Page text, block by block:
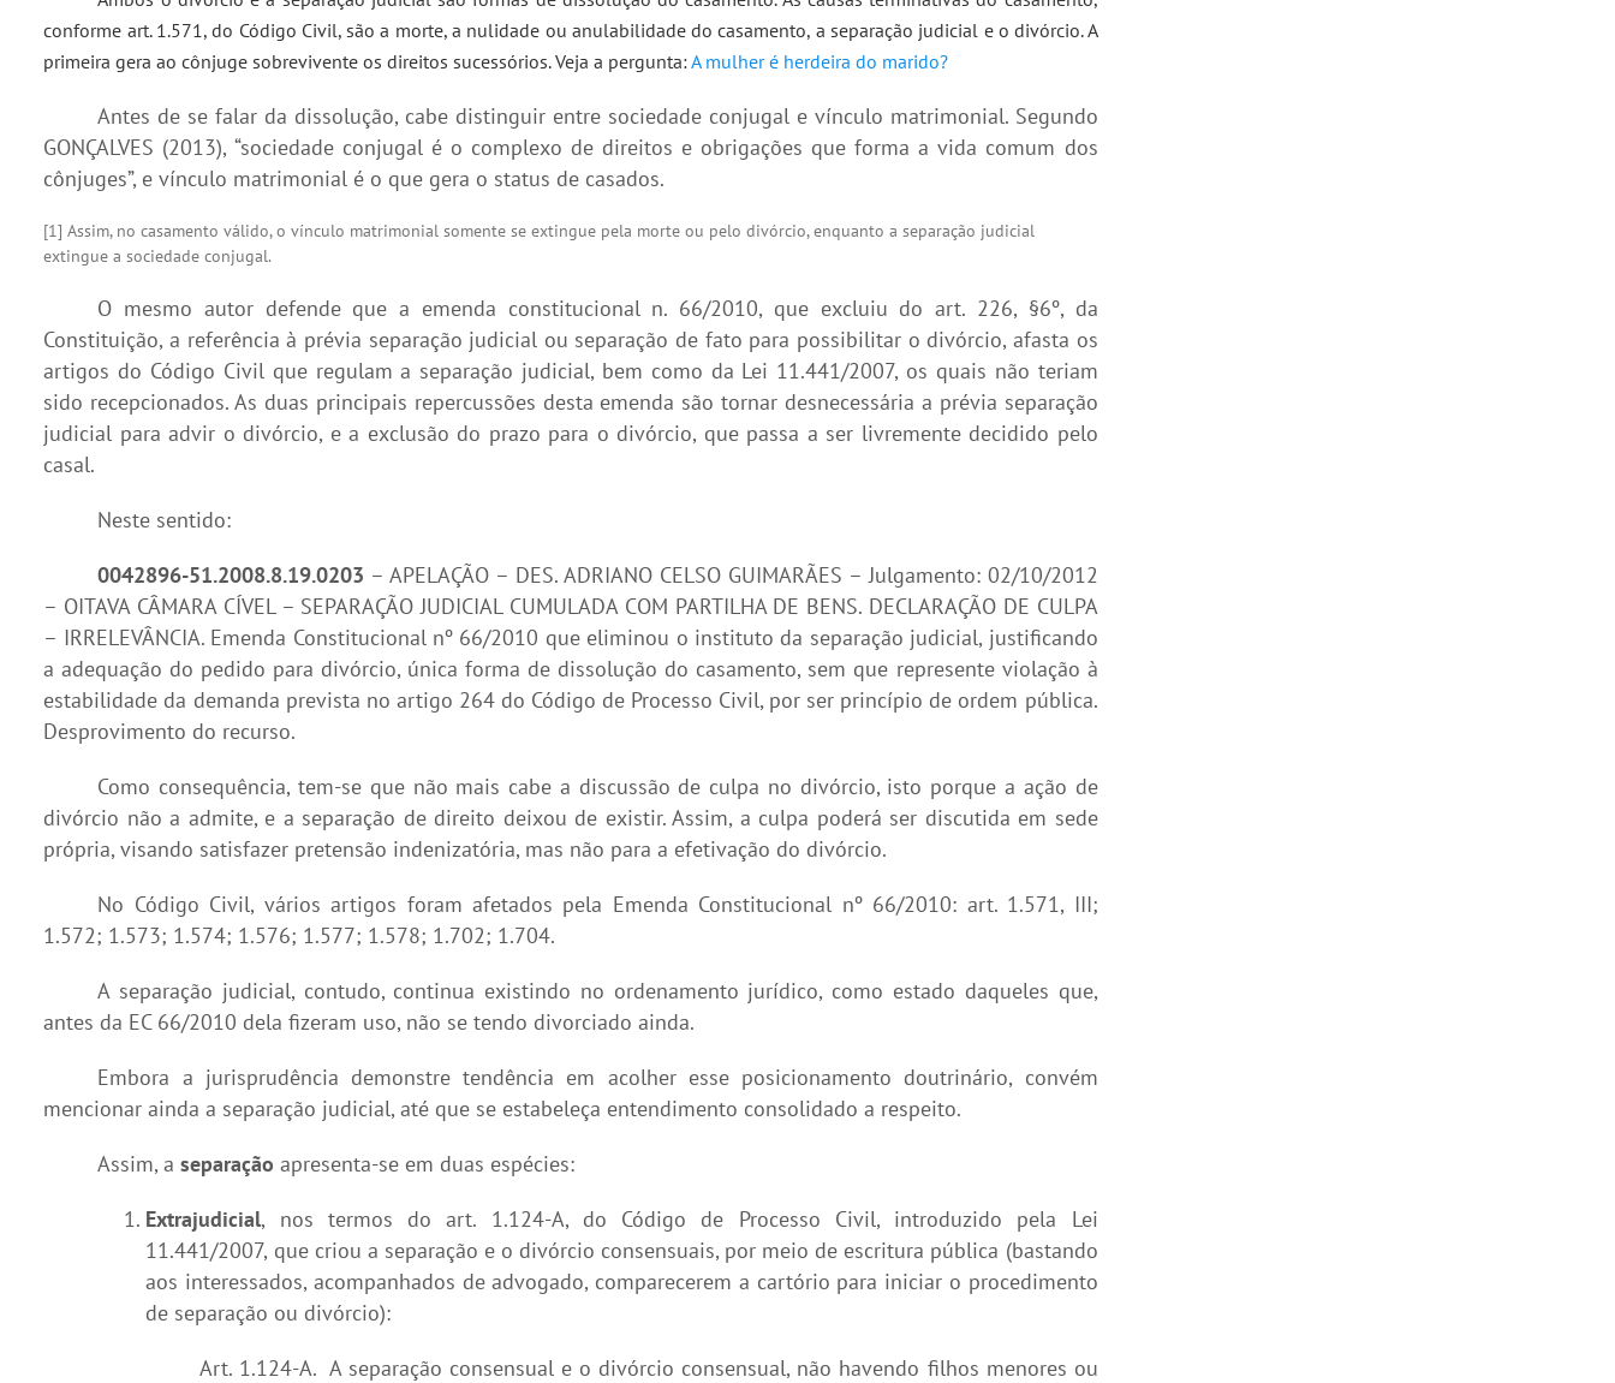
conforme art. 1.571, do Código Civil, são a morte, a nulidade ou anulabilidade do casamento, a separação judicial e o divórcio. A
primeira gera ao cônjuge sobrevivente os direitos sucessórios. Veja a pergunta:A mulher é herdeira do marido?
Antes de se falar da dissolução, cabe distinguir entre sociedade conjugal e vínculo matrimonial. Segundo
GONÇALVES (2013), “sociedade conjugal é o complexo de direitos e obrigações que forma a vida comum dos
cônjuges”, e vínculo matrimonial é o que gera o status de casados.
[1] Assim, no casamento válido, o vínculo matrimonial somente se extingue pela morte ou pelo divórcio, enquanto a separação judicial
extingue a sociedade conjugal.
O mesmo autor defende que a emenda constitucional n. 66/2010, que excluiu do art. 226, §6º, da
Constituição, a referência à prévia separação judicial ou separação de fato para possibilitar o divórcio, afasta os
artigos do Código Civil que regulam a separação judicial, bem como da Lei 11.441/2007, os quais não teriam
sido recepcionados. As duas principais repercussões desta emenda são tornar desnecessária a prévia separação
judicial para advir o divórcio, e a exclusão do prazo para o divórcio, que passa a ser livremente decidido pelo
casal.
Neste sentido:
0042896-51.2008.8.19.0203 – APELAÇÃO – DES. ADRIANO CELSO GUIMARÃES – Julgamento: 02/10/2012
– OITAVA CÂMARA CÍVEL – SEPARAÇÃO JUDICIAL CUMULADA COM PARTILHA DE BENS. DECLARAÇÃO DE CULPA
– IRRELEVÂNCIA. Emenda Constitucional nº 66/2010 que eliminou o instituto da separação judicial, justificando
a adequação do pedido para divórcio, única forma de dissolução do casamento, sem que represente violação à
estabilidade da demanda prevista no artigo 264 do Código de Processo Civil, por ser princípio de ordem pública.
Desprovimento do recurso.
Como consequência, tem-se que não mais cabe a discussão de culpa no divórcio, isto porque a ação de
divórcio não a admite, e a separação de direito deixou de existir. Assim, a culpa poderá ser discutida em sede
própria, visando satisfazer pretensão indenizatória, mas não para a efetivação do divórcio.
No Código Civil, vários artigos foram afetados pela Emenda Constitucional nº 66/2010: art. 1.571, III;
1.572; 1.573; 1.574; 1.576; 1.577; 1.578; 1.702; 1.704.
A separação judicial, contudo, continua existindo no ordenamento jurídico, como estado daqueles que,
antes da EC 66/2010 dela fizeram uso, não se tendo divorciado ainda.
Embora a jurisprudência demonstre tendência em acolher esse posicionamento doutrinário, convém
mencionar ainda a separação judicial, até que se estabeleça entendimento consolidado a respeito.
Assim, aseparação apresenta-se em duas espécies:
Extrajudicial, nos termos do art. 1.124-A, do Código de Processo Civil, introduzido pela Lei
11.441/2007, que criou a separação e o divórcio consensuais, por meio de escritura pública (bastando
aos interessados, acompanhados de advogado, comparecerem a cartório para iniciar o procedimento
de separação ou divórcio):
Art. 1.124-A. A separação consensual e o divórcio consensual, não havendo filhos menores ou